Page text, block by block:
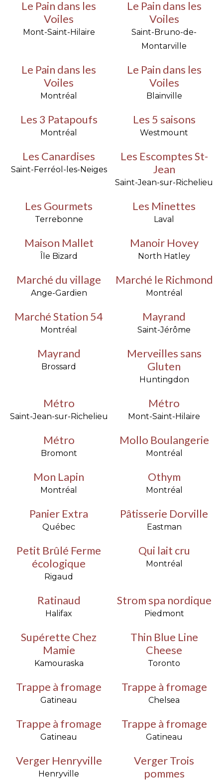
Le Pain dans les
Voiles
Mont-Saint-Hilaire
Le Pain dans les
Voiles
Saint-Bruno-de-
Montarville
Le Pain dans les
Voiles
Montréal
Le Pain dans les
Voiles
Blainville
Les 3 Patapoufs
Montréal
Les 5 saisons
Westmount
Les Canardises
Saint-Ferréol-les-Neiges
Les Escomptes St-
Jean
Saint-Jean-sur-Richelieu
Les Gourmets
Terrebonne
Les Minettes
Laval
Maison Mallet
Île Bizard
Manoir Hovey
North Hatley
Marché du village
Ange-Gardien
Marché le Richmond
Montréal
Marché Station 54
Montréal
Mayrand
Saint-Jérôme
Mayrand
Brossard
Merveilles sans
Gluten
Huntingdon
Métro
Saint-Jean-sur-Richelieu
Métro
Mont-Saint-Hilaire
Métro
Bromont
Mollo Boulangerie
Montréal
Mon Lapin
Montréal
Othym
Montréal
Panier Extra
Québec
Pâtisserie Dorville
Eastman
Petit Brûlé Ferme
écologique
Rigaud
Qui lait cru
Montréal
Ratinaud
Halifax
Strom spa nordique
Piedmont
Supérette Chez
Mamie
Kamouraska
Thin Blue Line
Cheese
Toronto
Trappe à fromage
Gatineau
Trappe à fromage
Chelsea
Trappe à fromage
Gatineau
Trappe à fromage
Gatineau
Verger Henryville
Henryville
Verger Trois
pommes